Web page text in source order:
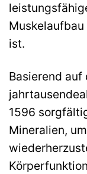
ist.
Basierend auf
1596
Mineralien,